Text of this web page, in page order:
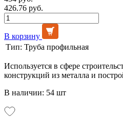
426.76 руб.
В корзину
Тип: Труба профильная
Используется в сфере
конструкций из металла и
В наличии: 54 шт